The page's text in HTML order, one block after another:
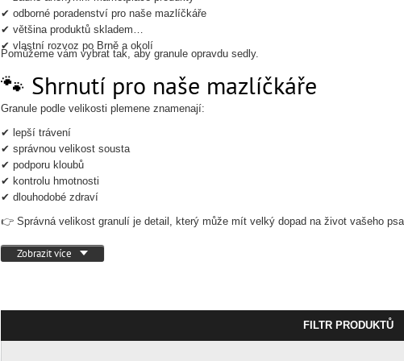
✔ odborné poradenství pro naše mazlíčkáře
✔ většina produktů skladem
✔ vlastní rozvoz po Brně a okolí
Pomůžeme vám vybrat tak, aby granule opravdu sedly.
🐾 Shrnutí pro naše mazlíčkáře
Granule podle velikosti plemene znamenají:
✔ lepší trávení
✔ správnou velikost sousta
✔ podporu kloubů
✔ kontrolu hmotnosti
✔ dlouhodobé zdraví
👉 Správná velikost granulí je detail, který může mít velký dopad na život vašeho
Zobrazit více
FILTR PRODUKTŮ